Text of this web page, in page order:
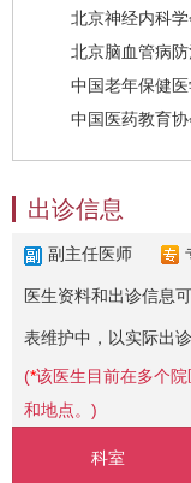
北京神经内科
北京脑血管病
中国老年保健
中国医药教育
出诊信息
副主任医师
医生资料和出诊信息
表维护中，以实际出诊
(*该医生目前在多个
和地点。)
科室